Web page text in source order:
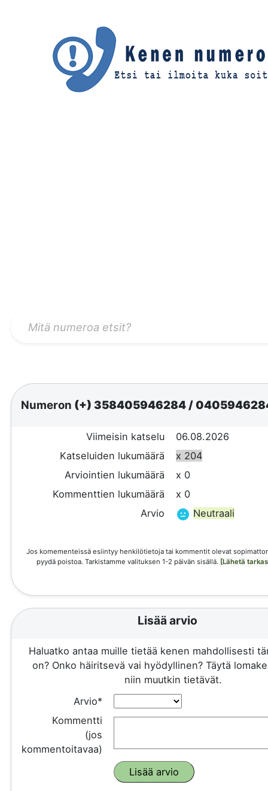
Numeron (+) 358405946284/
Viimeisin katselu
06.08.2026
Katseluiden lukumäärä
x 204
Arviointien lukumäärä
x 0
Kommenttien lukumäärä
x 0
Arvio
Neutraali
Jos komementeissä esiintyy henkilötietoja tai kommentit olevat
pyydä poistoa. Tarkistamme valituksen 1-2 päivän sisällä. [Lähetä
Lisää arvio
Haluatko antaa muille tietää kenen mahdollisesti
on? Onko häiritsevä vai hyödyllinen? Täytä
niin muutkin tietävät.
Arvio*
Kommentti
(jos
kommentoitavaa)